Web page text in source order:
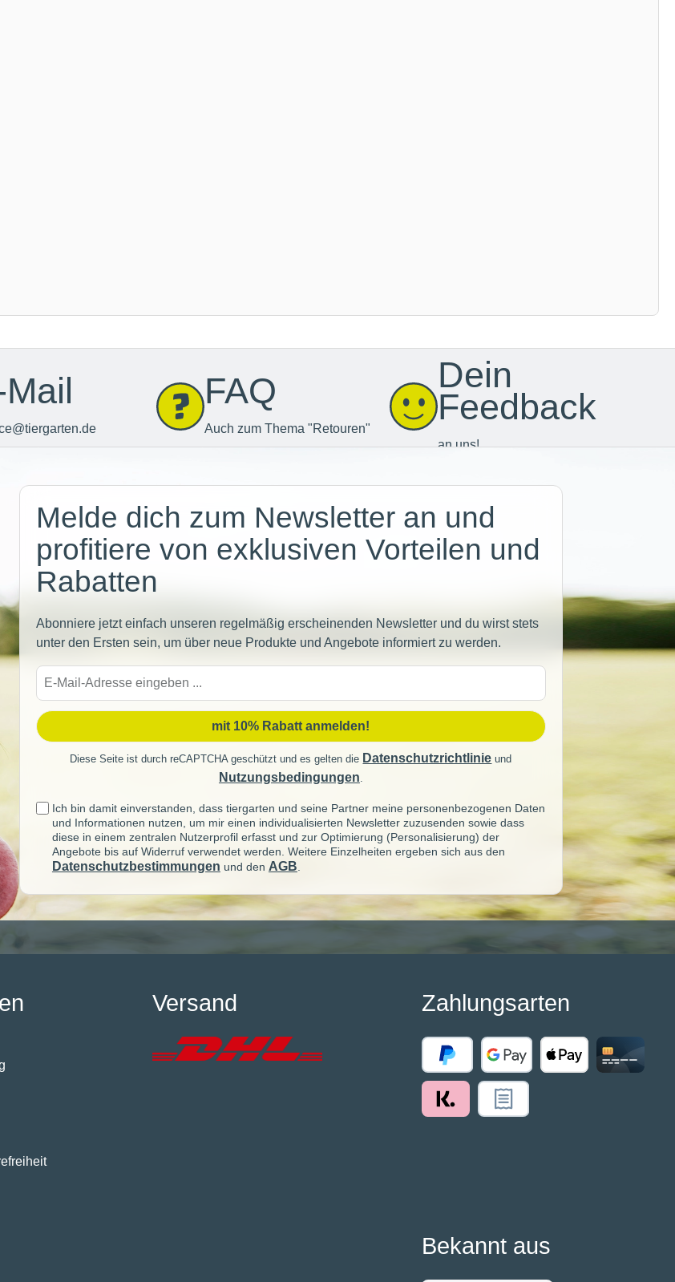
FAQ
Auch zum Thema "Retouren"
Dein
Feedback
an uns!
Melde dich zum Newsletter an und
profitiere von exklusiven Vorteilen und
Rabatten
Abonniere jetzt einfach unseren regelmäßig erscheinenden Newsletter und du wirst stets
unter den Ersten sein, um über neue Produkte und Angebote informiert zu werden.
Adresse
mit 10% Rabatt anmelden!
Diese Seite ist durch reCAPTCHA geschützt und es gelten die Datenschutzrichtlinie und
Nutzungsbedingungen.
Ich bin damit einverstanden, dass tiergarten und seine Partner meine personenbezogenen Daten
und Informationen nutzen, um mir einen individualisierten Newsletter zuzusenden sowie dass
diese in einem zentralen Nutzerprofil erfasst und zur Optimierung (Personalisierung) der
Angebote bis auf Widerruf verwendet werden. Weitere Einzelheiten ergeben sich aus den
Datenschutzbestimmungen und den AGB
Versand Zahlungsarten
Bekannt aus